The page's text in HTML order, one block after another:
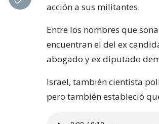
acción a sus militantes.
Entre los nombres que
encuentran el del ex
abogado y ex diputado
Israel, también cientista
pero también estableció